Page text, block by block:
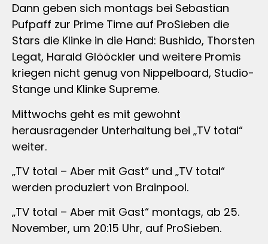
Dann geben sich montags bei Sebastian
Pufpaff zur Prime Time auf ProSieben die
Stars die Klinke in die Hand: Bushido, Thorsten
Legat, Harald Glööckler und weitere Promis
kriegen nicht genug von Nippelboard, Studio-
Stange und Klinke Supreme.
Mittwochs geht es mit gewohnt
herausragender Unterhaltung bei „TV total“
weiter.
„TV total – Aber mit Gast“ und „TV total“
werden produziert von Brainpool.
„TV total – Aber mit Gast“ montags, ab 25.
November, um 20:15 Uhr, auf ProSieben.